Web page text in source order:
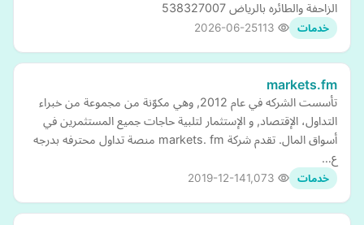
الزاحفة والطائره بالرياض 538327007
خدمات 2026-06-25
markets.fm
تأسست الشركه في عام 2012, وهي مكوّنة من مجموعة من خبراء
التداول، الإقتصاد, و الإستثمار لتلبية حاجات جميع المستثمرين في
أسواق المال. تقدم شركة markets. fm منصة تداول محترفه بدرجه
ع…
خدمات 2019-12-14